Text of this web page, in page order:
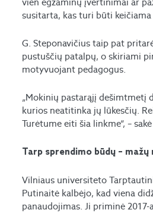
susitarta, kas turi būti
G. Steponavičius taip pat
pustuščių patalpų, o skiriami
motyvuojant pedagogus.
„Mokinių pastarąjį dešimtmetį
kurios neatitinka jų lūkesčių.
Turėtume eiti šia linkme“, –
Tarp sprendimo būdų –
Vilniaus universiteto
Putinaitė kalbėjo, kad viena
panaudojimas. Ji priminė